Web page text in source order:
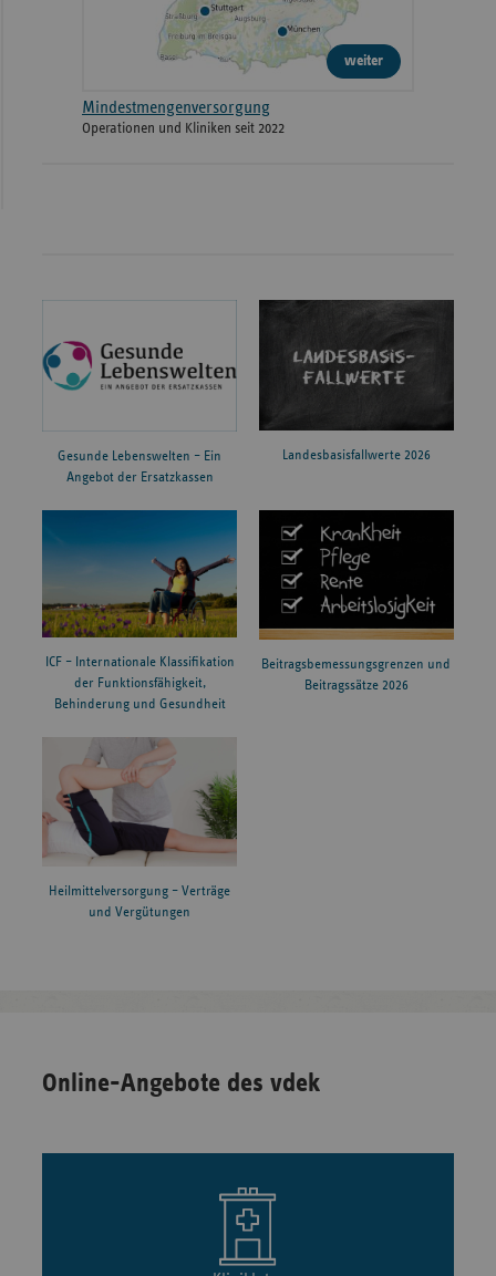
weiter
Mindestmengenversorgung
Operationen und Kliniken seit 2022
Gesunde Lebenswelten – Ein
Angebot der Ersatzkassen
Landesbasisfallwerte 2026
ICF – Internationale Klassifikation
der Funktionsfähigkeit,
Behinderung und Gesundheit
Beitragsbemessungsgrenzen und
Beitragssätze 2026
Heilmittelversorgung – Verträge
und Vergütungen
Online-Angebote des vdek